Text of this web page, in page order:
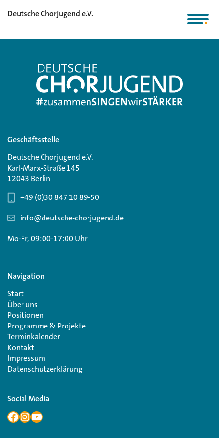
Deutsche Chorjugend e.V.
Geschäftsstelle
Deutsche Chorjugend e.V.
Karl-Marx-Straße 145
12043 Berlin
+49 (0)30 847 10 89-50
info@deutsche-chorjugend.de
Mo-Fr, 09:00-17:00 Uhr
Navigation
Start
Über uns
Positionen
Programme & Projekte
Terminkalender
Kontakt
Impressum
Datenschutzerklärung
Social Media